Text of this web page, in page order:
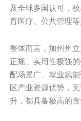
及全球多国认可，
育医疗、公共管理
整体而言，加州州
正规、实用性极强
配场景广、就业赋
区产业资源优势，
升，都具备极高的含